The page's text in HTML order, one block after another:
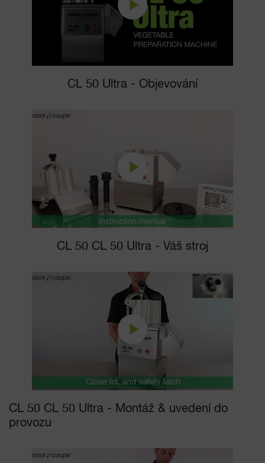
CL 50 Ultra - Objevování
CL 50 CL 50 Ultra - Váš stroj
CL 50 CL 50 Ultra - Montáž & uvedení do
provozu